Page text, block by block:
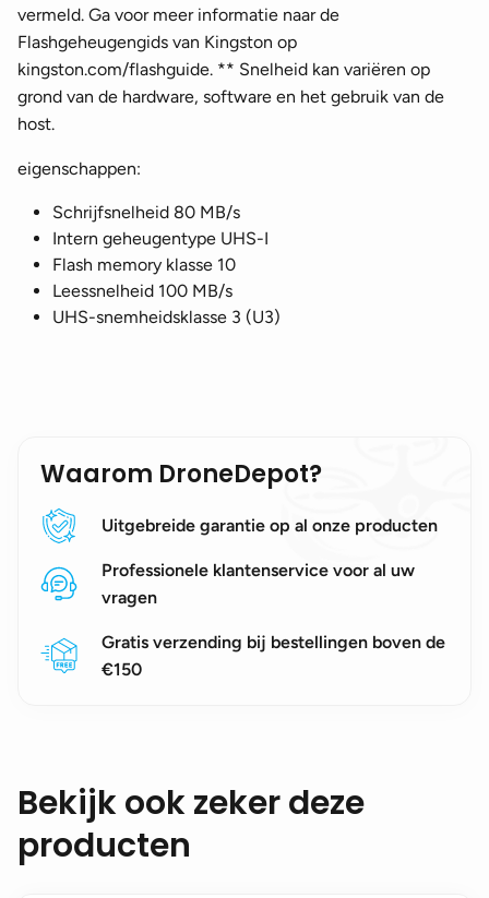
vermeld. Ga voor meer informatie naar de
Flashgeheugengids van Kingston op
kingston.com/flashguide. ** Snelheid kan variëren op
grond van de hardware, software en het gebruik van de
host.
eigenschappen:
Schrijfsnelheid 80 MB/s
Intern geheugentype UHS-I
Flash memory klasse 10
Leessnelheid 100 MB/s
UHS-snemheidsklasse 3 (U3)
Waarom DroneDepot?
Uitgebreide garantie op al onze producten
Professionele klantenservice voor al uw
vragen
Gratis verzending bij bestellingen boven de
€150
Bekijk ook zeker deze
producten